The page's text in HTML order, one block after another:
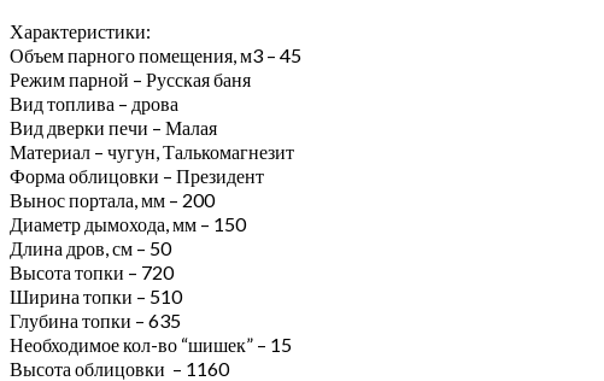
Характеристики:
Объем парного помещения, м3 – 45
Режим парной – Русская баня
Вид топлива – дрова
Вид дверки печи – Малая
Материал – чугун, Талькомагнезит
Форма облицовки – Президент
Вынос портала, мм – 200
Диаметр дымохода, мм – 150
Длина дров, см – 50
Высота топки – 720
Ширина топки – 510
Глубина топки – 635
Необходимое кол-во “шишек” – 15
Высота облицовки – 1160